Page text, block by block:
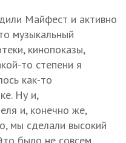
Майфест и активно
музыкальный
кинопоказы,
то степени я
как-то
Ну и,
и, конечно же,
мы сделали высокий